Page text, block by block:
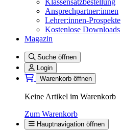
Klassensatzbestellung
Ansprechpartner:innen
Lehrer:innen-Prospekte
Kostenlose Downloads
Magazin
Suche öffnen
Login
Warenkorb öffnen
Keine Artikel im Warenkorb
Zum Warenkorb
Hauptnavigation öffnen